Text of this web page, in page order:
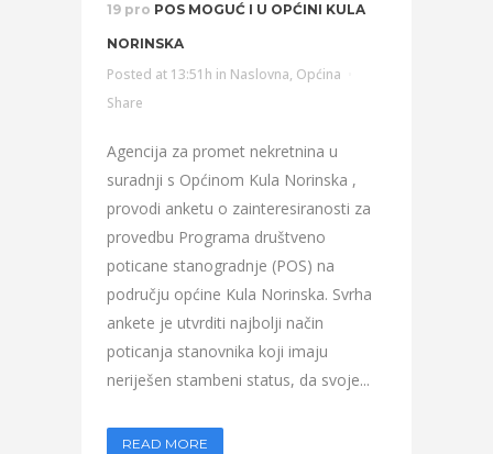
19 pro POS MOGUĆ I U OPĆINI KULA
NORINSKA
Posted at 13:51h in Naslovna, Općina
Share
Agencija za promet nekretnina u
suradnji s Općinom Kula Norinska ,
provodi anketu o zainteresiranosti za
provedbu Programa društveno
poticane stanogradnje (POS) na
području općine Kula Norinska. Svrha
ankete je utvrditi najbolji način
poticanja stanovnika koji imaju
neriješen stambeni status, da svoje...
READ MORE